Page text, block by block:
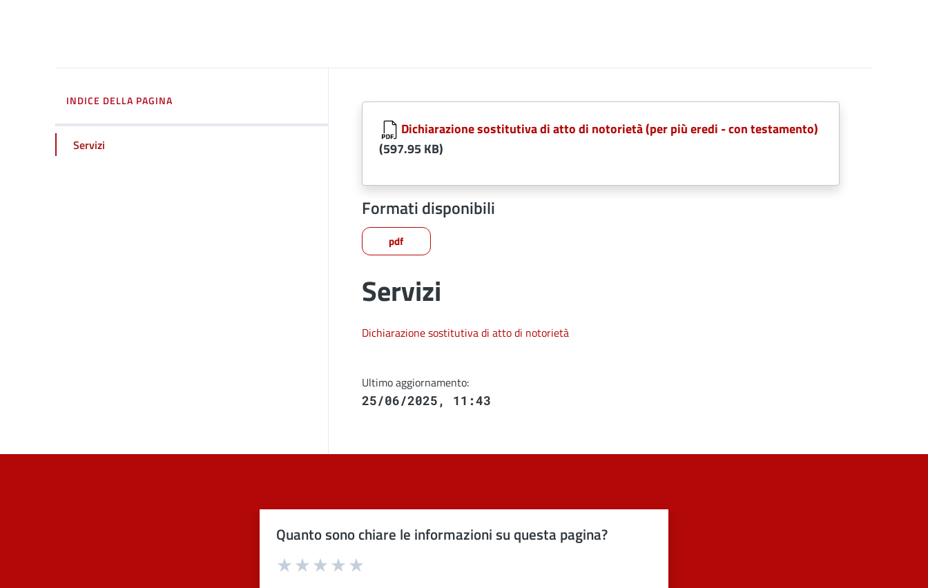
INDICE DELLA PAGINA
Servizi
Dichiarazione sostitutiva di atto di notorietà (per più eredi - con testamento)
(597.95 KB)
Formati disponibili
pdf
Servizi
Dichiarazione sostitutiva di atto di notorietà
Ultimo aggiornamento:
25/06/2025, 11:43
Quanto sono chiare le informazioni su questa pagina?
Valuta 4 stelle su 5
Valuta 3 stelle su 5
Valuta 2 stelle su 5
Valuta 1 stelle su 5